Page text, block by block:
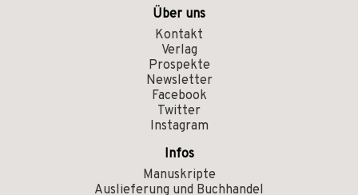
Über uns
Kontakt
Verlag
Prospekte
Newsletter
Facebook
Twitter
Instagram
Infos
Manuskripte
Auslieferung und Buchhandel